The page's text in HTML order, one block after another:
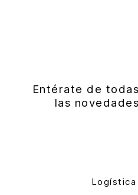
Entérate de todas
las novedades